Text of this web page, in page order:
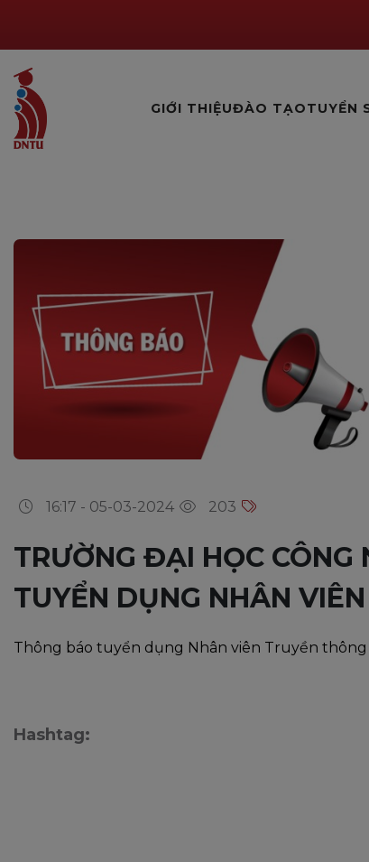
GIỚI THIỆUĐÀO TẠOTUYỂN
16:17 - 05-03-2024 203
TRƯỜNG ĐẠI HỌC
TUYỂN DỤNG NHÂN
Thông báo tuyển dụng Nhân viên Truyền thông
Hashtag: